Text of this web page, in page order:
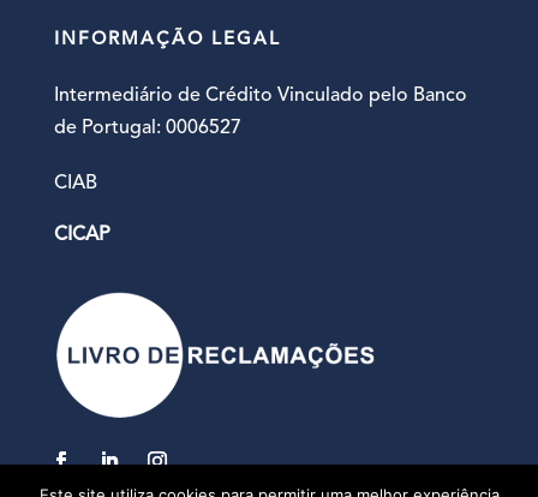
INFORMAÇÃO LEGAL
Intermediário de Crédito Vinculado pelo Banco
de Portugal: 0006527
CIAB
CICAP